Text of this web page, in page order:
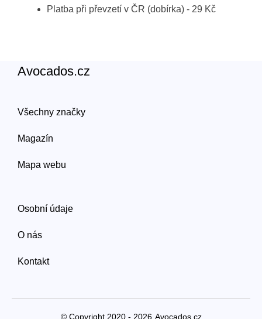
Platba při převzetí v ČR (dobírka) - 29 Kč
Avocados.cz
Všechny značky
Magazín
Mapa webu
Osobní údaje
O nás
Kontakt
© Copyright 2020 - 2026 Avocados.cz